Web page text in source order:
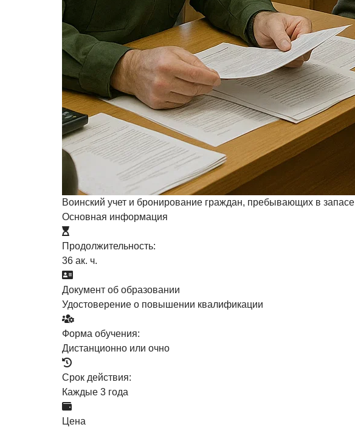
Воинский учет и бронирование граждан, пребывающих в запасе
Основная информация
Продолжительность:
36 ак. ч.
Документ об образовании
Удостоверение о повышении квалификации
Форма обучения:
Дистанционно или очно
Срок действия:
Каждые 3 года
Цена